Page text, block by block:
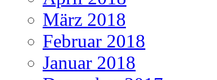
März 2018
Februar 2018
Januar 2018